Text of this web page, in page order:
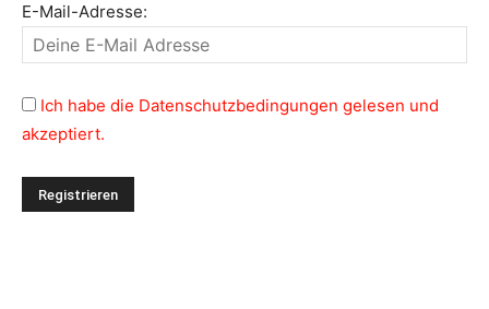
E-Mail-Adresse:
Ich habe die Datenschutzbedingungen gelesen und
akzeptiert.